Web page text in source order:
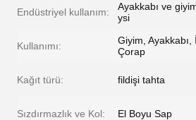
Endüstriyel kullanım:
Ayakkabı ve
ysi
Kullanımı:
Giyim, Ayakkabı,
Çorap
Kağıt türü: fildişi tahta
Sızdırmazlık ve Kol: El Boyu Sap